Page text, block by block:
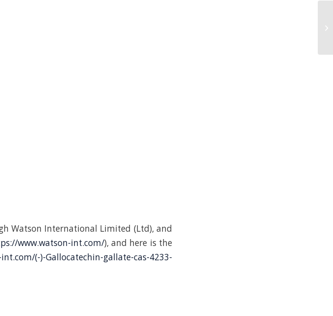
Watson International Limited (Ltd), and
www.watson-int.com/), and here is the
(-)-Gallocatechin-gallate-cas-4233-